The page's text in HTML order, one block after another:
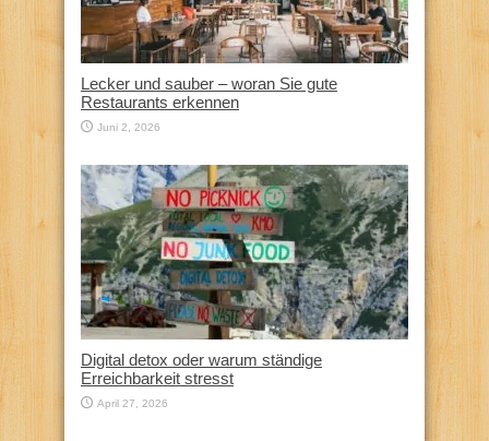
Lecker und sauber – woran Sie gute
Restaurants erkennen
Juni 2, 2026
Digital detox oder warum ständige
Erreichbarkeit stresst
April 27, 2026